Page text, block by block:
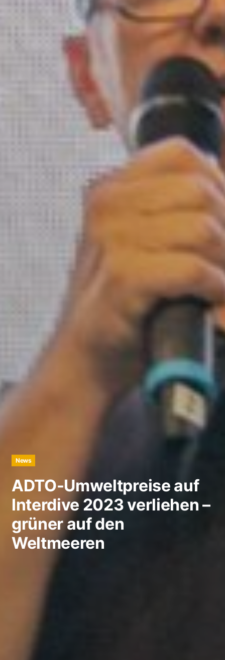
News
ADTO-Umweltpreise auf
Interdive 2023 verliehen –
grüner auf den
Weltmeeren